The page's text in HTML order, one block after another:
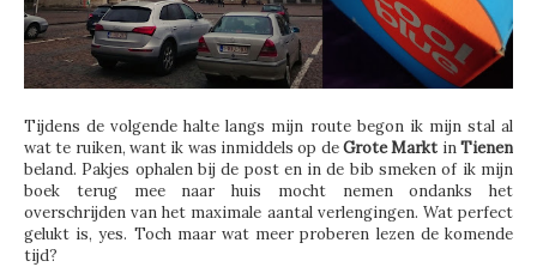
Tijdens de volgende halte langs mijn route begon ik mijn stal al
wat te ruiken, want ik was inmiddels op deGrote Markt inTienen
beland. Pakjes ophalen bij de post en in de bib smeken of ik mijn
boek terug mee naar huis mocht nemen ondanks het
overschrijden van het maximale aantal verlengingen. Wat perfect
gelukt is, yes. Toch maar wat meer proberen lezen de komende
tijd?